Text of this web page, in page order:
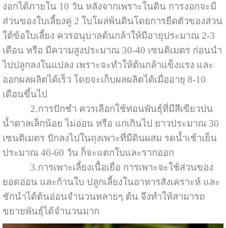
งอกได้ภายใน 10 วัน หลังจากเพราะในดิน การงอกจะมี
ส่วนของใบเลี้ยงคู่ 2 ใบโผล่พ้นดินโดยการยืดตัวของส่วน
ใต้ข้อใบเลี้ยง ควรอนุบาลต้นกล้าให้มีอายุประมาณ 2-3
เดือน หรือ มีความสูงประมาณ 30-40 เซนติเมตร ก่อนนำ
ไปปลูกลงในแปลง เพราะจะทำให้ต้นกล้าแข็งแรง และ
ออกผลผลิตได้เร็ว โดยจะเก็บผลผลิตได้เมื่ออายุ 8-10
เดือนขึ้นไป
2.การปักชำ ควรเลือกใช้ท่อนพันธุ์ที่มีสีเขียวปน
น้ำตาลเล็กน้อย ไม่อ่อน หรือ แก่เกินไป ยาวประมาณ 30
เซนติเมตร ปักลงไปในถุงเพาะที่มีดินผสม รดน้ำเช้าเย็น
ประมาณ 40-60 วัน ก็จะแตกใบและรากออก
3.การเพาะเลี้ยงเนื้อเยื่อ การเพาะจะใช้ส่วนของ
ยอดอ่อน และก้านใบ ปลูกเลี้ยงในอาหารสังเคราะห์ และ
ชักนำได้ต้นอ่อนจำนวนหลายๆ ต้น จึงทำให้สามารถ
ขยายพันธุ์ได้จำนวนมาก